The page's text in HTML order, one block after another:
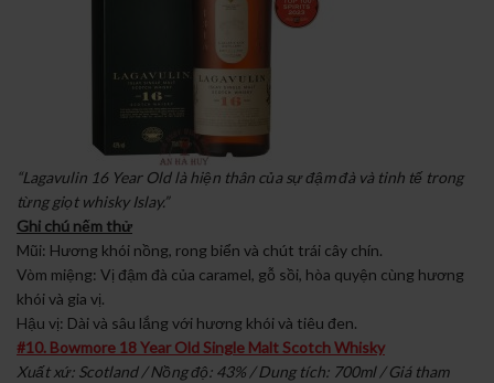
“Lagavulin 16 Year Old là hiện thân của sự đậm đà và tinh tế trong
từng giọt whisky Islay.”
Ghi chú nếm thử
Mũi: Hương khói nồng, rong biển và chút trái cây chín.
Vòm miệng: Vị đậm đà của caramel, gỗ sồi, hòa quyện cùng hương
khói và gia vị.
Hậu vị: Dài và sâu lắng với hương khói và tiêu đen.
#10. Bowmore 18 Year Old Single Malt Scotch Whisky
Xuất xứ: Scotland / Nồng độ: 43% / Dung tích: 700ml / Giá tham